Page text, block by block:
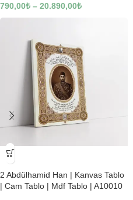
790,00₺ – 20.890,00₺
-23%
2 Abdülhamid Han | Kanvas Tablo
| Cam Tablo | Mdf Tablo | A10010